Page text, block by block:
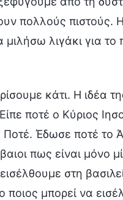
πολλούς πιστούς.
μιλήσω λιγάκι για
κάτι. Η ιδέα
ποτέ ο Κύριος
Ποτέ. Έδωσε ποτέ το
πως είναι μόνο
στη
μπορεί να